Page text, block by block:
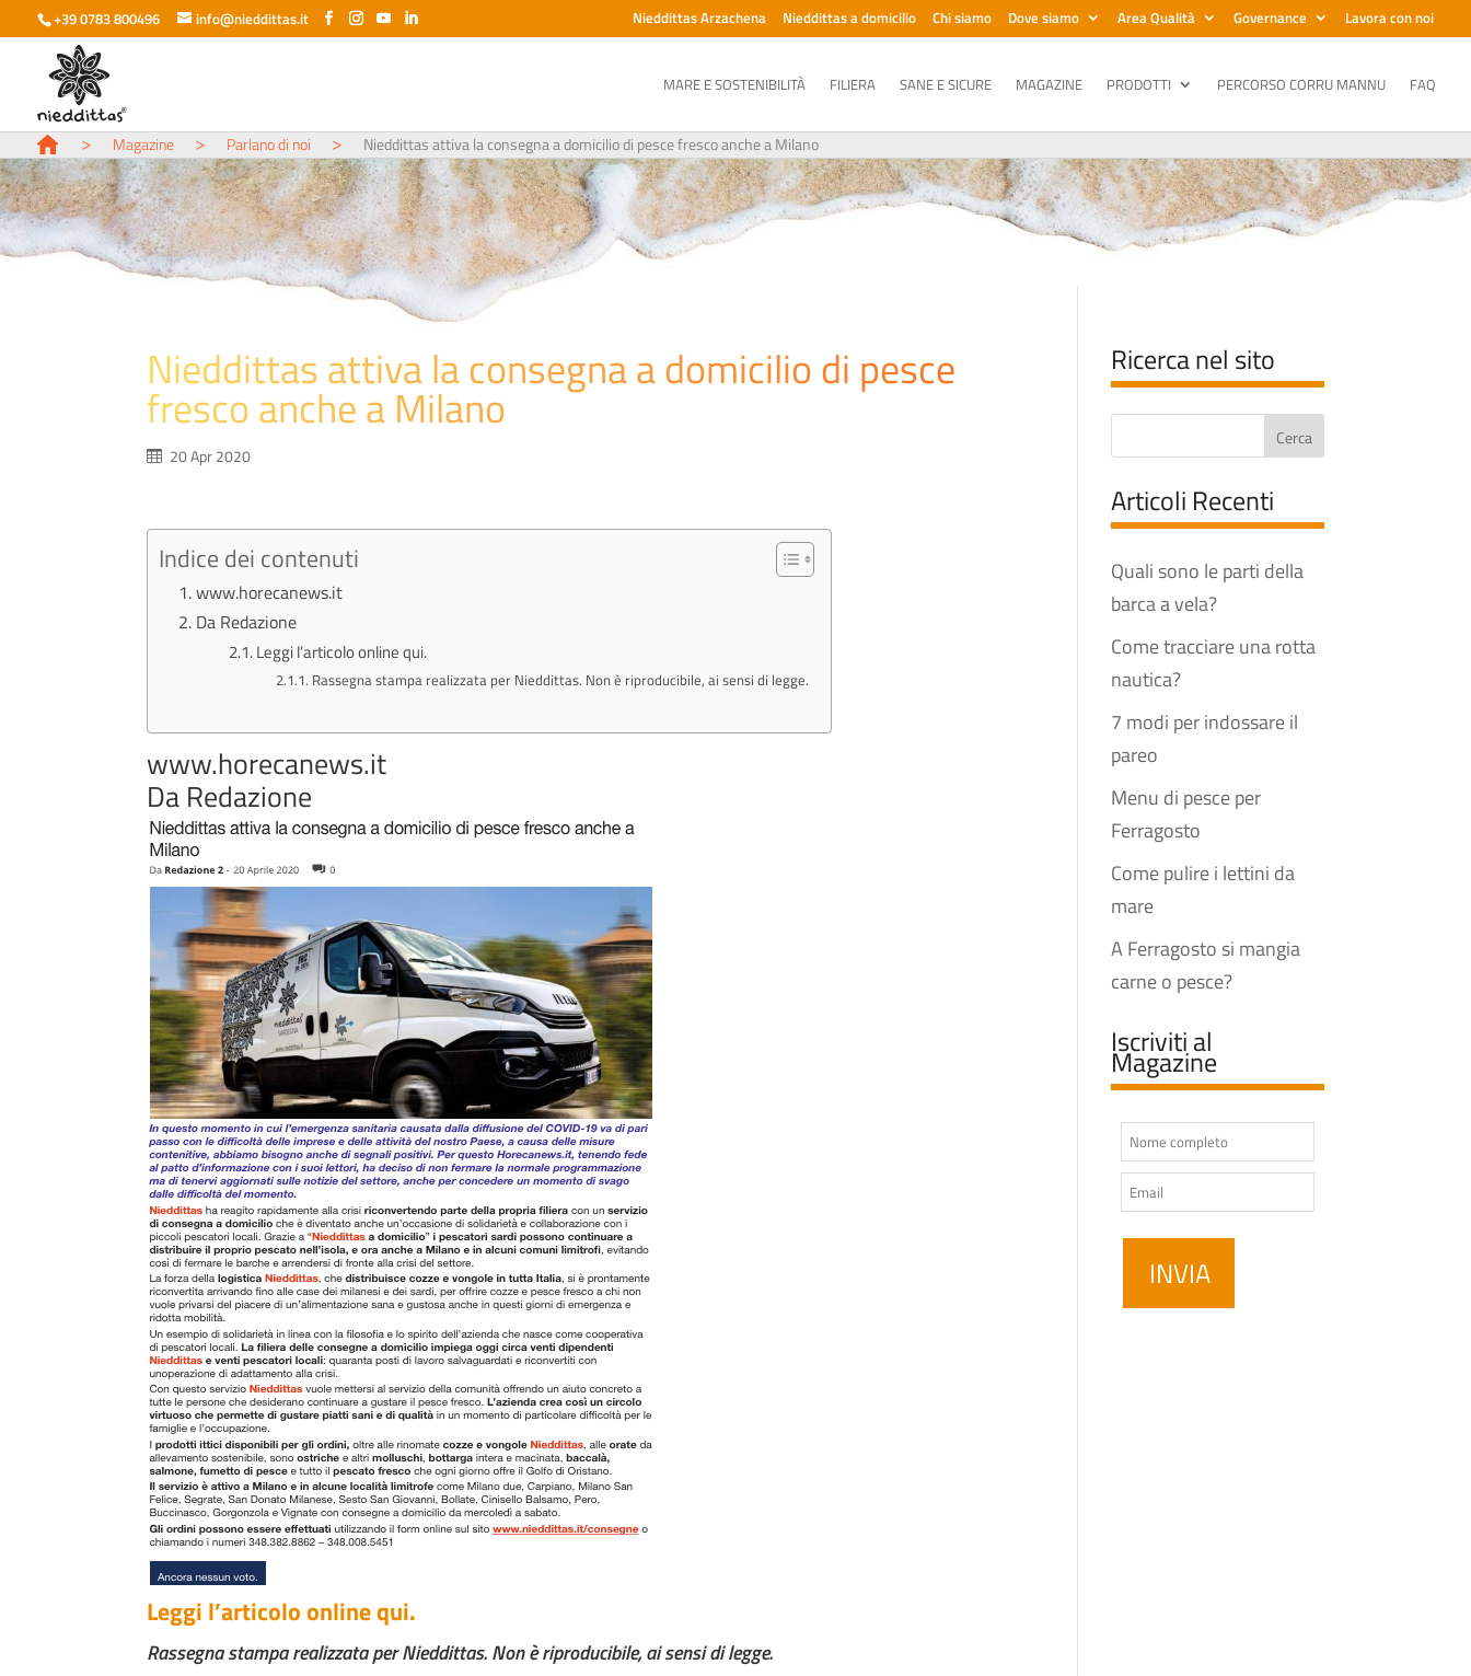
+39 0783 800496 info@nieddittas.it Nieddittas Arzachena Nieddittas a domicilio Chi siamo Dove siamo Area Qualità Governance Lavora con noi
MARE E SOSTENIBILITÀ FILIERA SANE E SICURE MAGAZINE PRODOTTI PERCORSO CORRU MANNU FAQ
> Magazine > Parlano di noi > Nieddittas attiva la consegna a domicilio di pesce fresco anche a Milano
Nieddittas attiva la consegna a domicilio di pesce
fresco anche a Milano
20 Apr 2020
Indice dei contenuti
www.horecanews.it
Da Redazione
Leggi l’articolo online qui.
Rassegna stampa realizzata per Nieddittas. Non è riproducibile, ai sensi di legge.
www.horecanews.it
Da Redazione
Leggi l’articolo online qui.
Rassegna stampa realizzata per Nieddittas. Non è riproducibile, ai sensi di legge.
Ricerca nel sito
Articoli Recenti
Quali sono le parti della
barca a vela?
Come tracciare una rotta
nautica?
7 modi per indossare il
pareo
Menu di pesce per
Ferragosto
Come pulire i lettini da
mare
A Ferragosto si mangia
carne o pesce?
Iscriviti al
Magazine